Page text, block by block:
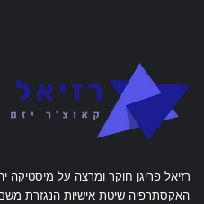
רזיאל פריגן חוקר ומרצה על
האקסתרפיה שיטת אישיות הנגזרת